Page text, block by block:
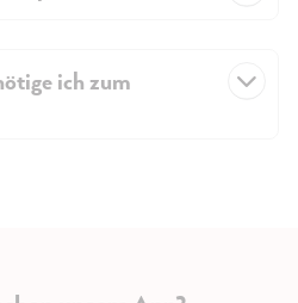
ich zum